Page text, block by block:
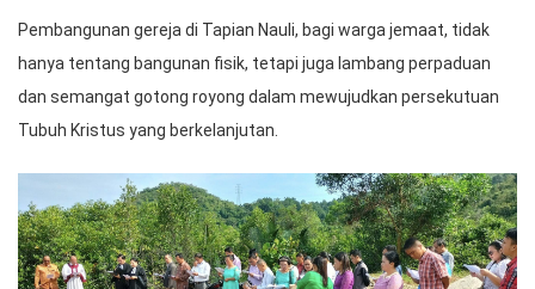
Pembangunan gereja di Tapian Nauli, bagi warga jemaat, tidak
hanya tentang bangunan fisik, tetapi juga lambang perpaduan
dan semangat gotong royong dalam mewujudkan persekutuan
Tubuh Kristus yang berkelanjutan.